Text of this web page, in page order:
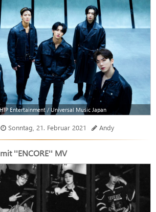
Entertainment / Universal Music Japan
Sonntag, 21. Februar 2021 Andy
''ENCORE'' MV